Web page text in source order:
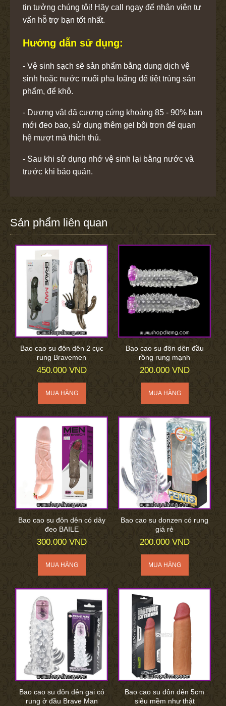
tin tưởng chúng tôi! Hãy call ngay để nhân viên tư
vấn hỗ trợ bạn tốt nhất.
Hướng dẫn sử dụng:
- Vệ sinh sạch sẽ sản phẩm bằng dung dịch vệ
sinh hoặc nước muối pha loãng để tiệt trùng sản
phẩm, để khô.
- Dương vật đã cương cứng khoảng 85 - 90% bạn
mới đeo bao, sử dụng thêm gel bôi trơn để quan
hệ mượt mà thích thú.
- Sau khi sử dụng nhớ vệ sinh lại bằng nước và
trước khi bảo quản.
Sản phẩm liên quan
Bao cao su đôn dên 2 cục
rung Bravemen
450.000 VND
Bao cao su đôn dên đầu
rồng rung mạnh
200.000 VND
Bao cao su đôn dên có dây
đeo BAILE
300.000 VND
Bao cao su donzen có rung
giá rẻ
200.000 VND
Bao cao su đôn dên gai có
rung ở đầu Brave Man
Bao cao su đôn dên 5cm
siêu mềm như thật